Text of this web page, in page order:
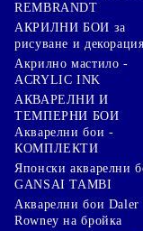
REMBRANDT
АКРИЛНИ БОИ за
рисуване и декорация
Акрилно мастило -
ACRYLIC INK
АКВАРЕЛНИ И
ТЕМПЕРНИ БОИ
Акварелни бои -
КОМПЛЕКТИ
Японски акварелни
GANSAI TAMBI
Акварелни бои Daler
Rowney на бройка